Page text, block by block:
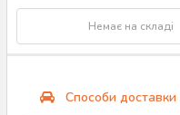
Немає на складі
Способи доставки